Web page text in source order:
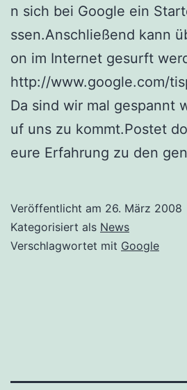
n sich bei Google ein
ssen.Anschließend kann
on im Internet gesurft
http://www.google.com/
Da sind wir mal gespannt
uf uns zu kommt.Postet
eure Erfahrung zu den
Veröffentlicht am 26. März 2008
Kategorisiert als News
Verschlagwortet mit Google